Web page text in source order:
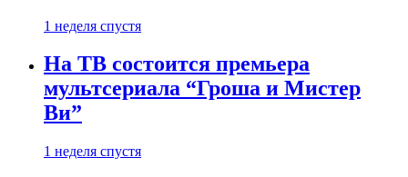
1 неделя спустя
На ТВ состоится премьера
мультсериала “Гроша и Мистер
Ви”
1 неделя спустя